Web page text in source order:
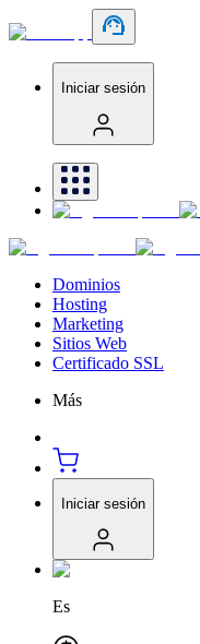
Iniciar sesión
Dominios
Hosting
Marketing
Sitios Web
Certificado SSL
Más
Iniciar sesión
Es